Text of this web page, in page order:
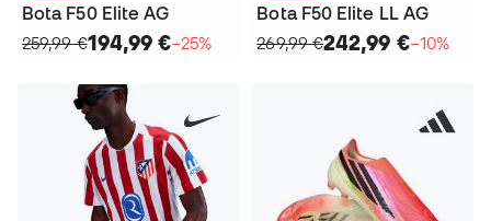
Bota F50 Elite AG
259,99 €194,99 €−25%
Bota F50 Elite LL AG
269,99 €242,99 €−10%